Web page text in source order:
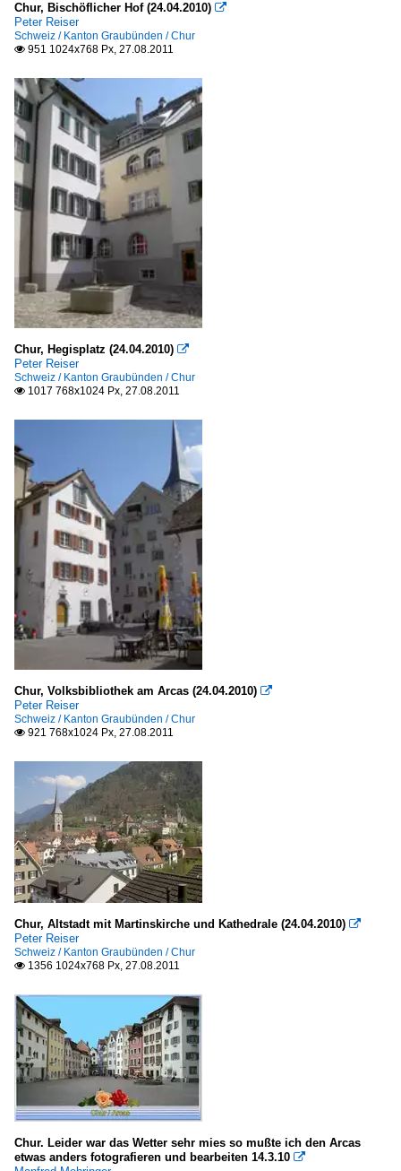
Chur, Bischöflicher Hof (24.04.2010) 
Peter Reiser
Schweiz / Kanton Graubünden / Chur
 951 1024x768 Px, 27.08.2011
Chur, Hegisplatz (24.04.2010) 
Peter Reiser
Schweiz / Kanton Graubünden / Chur
 1017 768x1024 Px, 27.08.2011
Chur, Volksbibliothek am Arcas (24.04.2010) 
Peter Reiser
Schweiz / Kanton Graubünden / Chur
 921 768x1024 Px, 27.08.2011
Chur, Altstadt mit Martinskirche und Kathedrale (24.04.2010) 
Peter Reiser
Schweiz / Kanton Graubünden / Chur
 1356 1024x768 Px, 27.08.2011
Chur. Leider war das Wetter sehr mies so mußte ich den Arcas
etwas anders fotografieren und bearbeiten 14.3.10 